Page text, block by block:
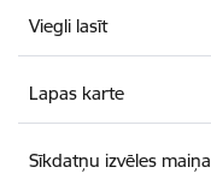
Viegli lasīt
Lapas karte
Sīkdatņu izvēles maiņa